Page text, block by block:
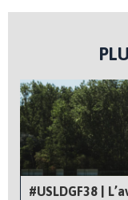
#USLDGF38 |